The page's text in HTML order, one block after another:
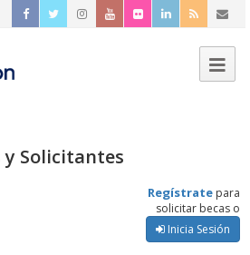
y Solicitantes
Regístrate para
solicitar becas o
Inicia Sesión